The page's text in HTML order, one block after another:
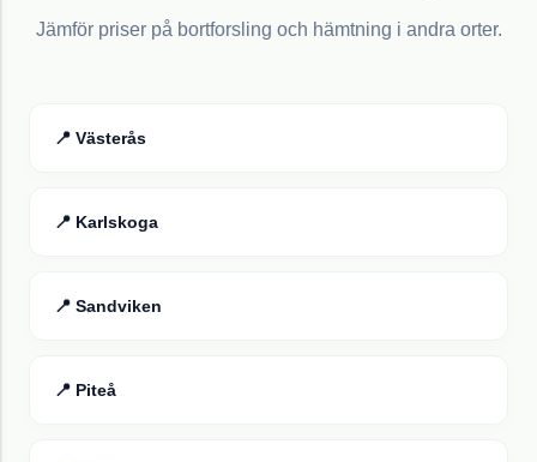
Jämför priser på bortforsling och hämtning i andra orter.
📍 Västerås
📍 Karlskoga
📍 Sandviken
📍 Piteå